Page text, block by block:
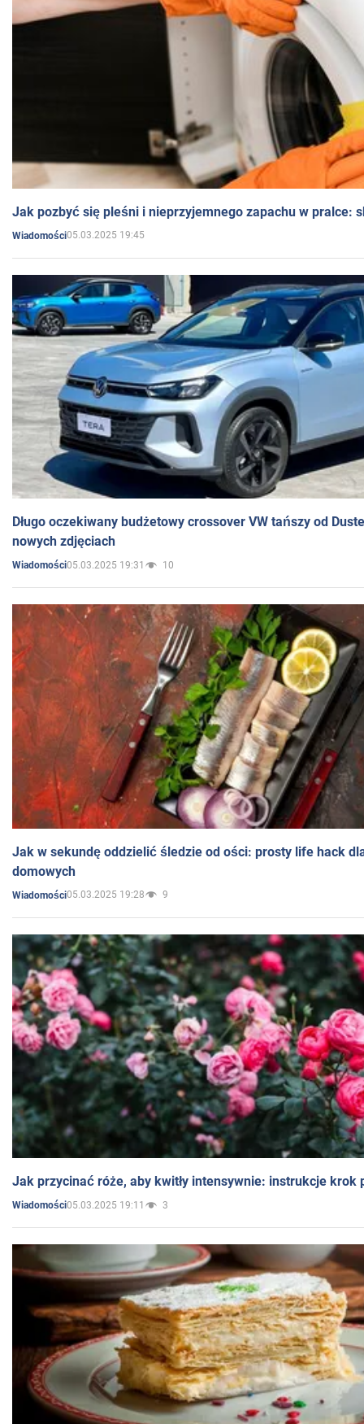
Jak pozbyć się pleśni i nieprzyjemnego zapachu w pralce:
Wiadomości05.03.2025 19:45
Długo oczekiwany budżetowy crossover VW tańszy od
nowych zdjęciach
Wiadomości05.03.2025 19:31 10
Jak w sekundę oddzielić śledzie od ości: prosty life hack
domowych
Wiadomości05.03.2025 19:28 9
Jak przycinać róże, aby kwitły intensywnie: instrukcje krok
Wiadomości05.03.2025 19:11 3